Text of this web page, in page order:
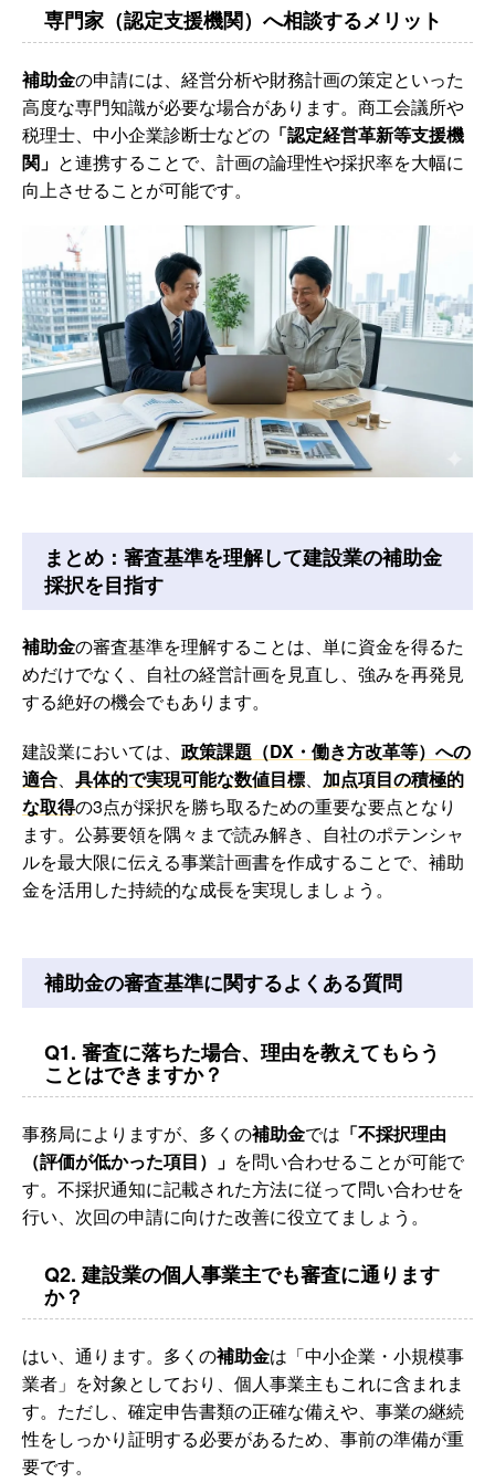
専門家（認定支援機関）へ相談するメリット
補助金の申請には、経営分析や財務計画の策定といった
高度な専門知識が必要な場合があります。商工会議所や
税理士、中小企業診断士などの 「認定経営革新等支援機
関」 と連携することで、計画の論理性や採択率を大幅に
向上させることが可能です。
まとめ：審査基準を理解して建設業の補助金
採択を目指す
補助金の審査基準を理解することは、単に資金を得るた
めだけでなく、自社の経営計画を見直し、強みを再発見
する絶好の機会でもあります。
建設業においては、 政策課題（DX・働き方改革等）への
適合、 具体的で実現可能な数値目標、 加点項目の積極的
な取得の3点が採択を勝ち取るための重要な要点となり
ます。公募要領を隅々まで読み解き、自社のポテンシャ
ルを最大限に伝える事業計画書を作成することで、補助
金を活用した持続的な成長を実現しましょう。
補助金の審査基準に関するよくある質問
Q1. 審査に落ちた場合、理由を教えてもらう
ことはできますか？
事務局によりますが、多くの補助金では 「不採択理由
（評価が低かった項目）」 を問い合わせることが可能で
す。不採択通知に記載された方法に従って問い合わせを
行い、次回の申請に向けた改善に役立てましょう。
Q2. 建設業の個人事業主でも審査に通ります
か？
はい、通ります。多くの補助金は「中小企業・小規模事
業者」を対象としており、個人事業主もこれに含まれま
す。ただし、確定申告書類の正確な備えや、事業の継続
性をしっかり証明する必要があるため、事前の準備が重
要です。